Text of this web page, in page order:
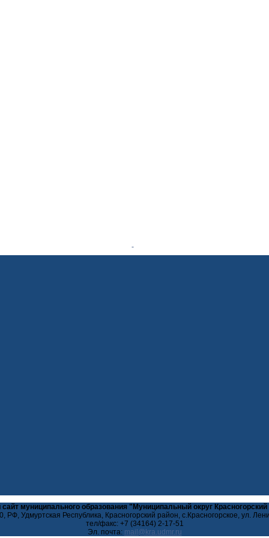
муниципального образования "Муниципальный округ
РФ, Удмуртская Республика, Красногорский район, с.Красногорское, ул.
тел/факс: +7 (34164) 2-17-51
Эл. почта: